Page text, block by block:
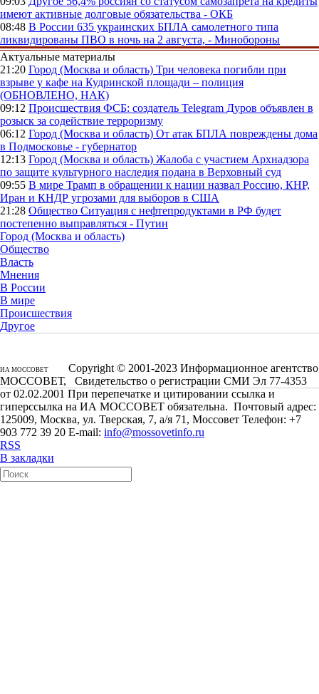
имеют активные долговые обязательства - ОКБ
08:48 В России 635 украинских БПЛА самолетного типа
ликвидированы ПВО в ночь на 2 августа, - Минобороны
Актуальные материалы
21:20 Город (Москва и область) Три человека погибли при
взрыве у кафе на Кудринской площади – полиция
(ОБНОВЛЕНО, НАК)
09:12 Происшествия ФСБ: создатель Telegram Дуров объявлен в
розыск за содействие терроризму
06:12 Город (Москва и область) От атак БПЛА повреждены дома
в Подмосковье - губернатор
12:13 Город (Москва и область) Жалоба с участием Архнадзора
по защите культурного наследия подана в Верховный суд
09:55 В мире Трамп в обращении к нации назвал Россию, КНР,
Иран и КНДР угрозами для выборов в США
21:28 Общество Ситуация с нефтепродуктами в РФ будет
постепенно выправляться - Путин
Город (Москва и область)
Общество
Власть
Мнения
В России
В мире
Происшествия
Другое
ИА МОССОВЕТ
Copyright © 2001-2023 Информационное агентство
МОССОВЕТ, Свидетельство о регистрации СМИ Эл 77-4353
от 02.02.2001 При перепечатке и цитировании ссылка и
гиперссылка на ИА МОССОВЕТ обязательна. Почтовый адрес:
125009, Москва, ул. Тверская, 7, а/я 71, Моссовет Телефон: +7
903 772 39 20 E-mail: info@mossovetinfo.ru
RSS
В закладки